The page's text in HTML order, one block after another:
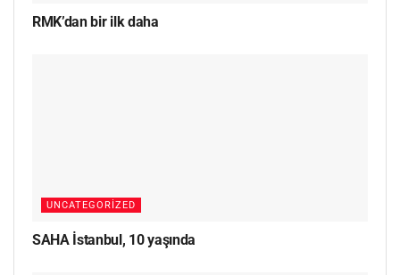
RMK’dan bir ilk daha
UNCATEGORIZED
SAHA İstanbul, 10 yaşında